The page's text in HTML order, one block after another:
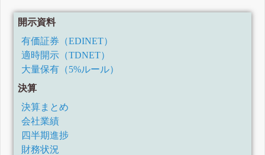
開示資料
有価証券（EDINET）
適時開示（TDNET）
大量保有（5%ルール）
決算
決算まとめ
会社業績
四半期進捗
財務状況